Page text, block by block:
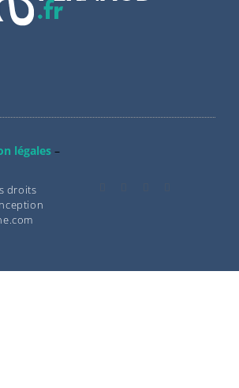
légales–
droits